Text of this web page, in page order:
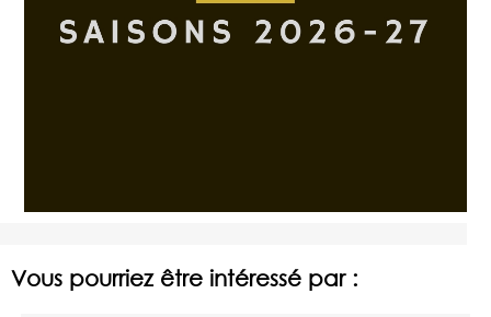
Vous pourriez être intéressé par :